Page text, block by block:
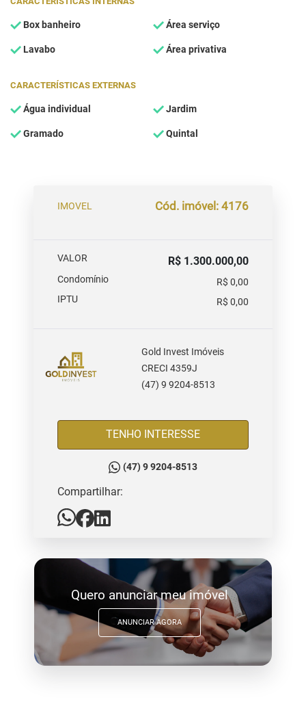
Box banheiro Área serviço
Lavabo Área privativa
CARACTERÍSTICAS EXTERNAS
Água individual Jardim
Gramado Quintal
IMOVEL Cód. imóvel: 4176
VALOR R$ 1.300.000,00
Condomínio
R$ 0,00
IPTU
R$ 0,00
Gold Invest Imóveis
CRECI 4359J
(47) 9 9204-8513
TENHO INTERESSE
(47) 9 9204-8513
Compartilhar:
Quero anunciar meu imóvel
ANUNCIAR AGORA